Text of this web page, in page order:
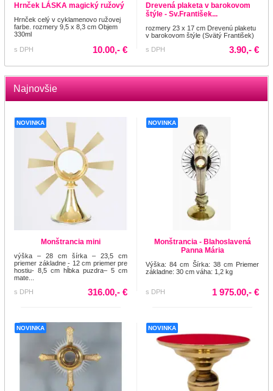
Hrnček LÁSKA magický ružový
Hrnček celý v cyklamenovo ružovej
farbe. rozmery 9,5 x 8,3 cm Objem
330ml
s DPH 10.00,- €
Drevená plaketa v barokovom
štýle - Sv.František...
rozmery 23 x 17 cm Drevenú plaketu
v barokovom štýle (Svätý František)
s DPH
3.90,- €
Najnovšie
NOVINKA
Monštrancia mini
výška – 28 cm šírka – 23,5 cm
priemer základne - 12 cm priemer pre
hostiu- 8,5 cm hĺbka puzdra– 5 cm
mate...
s DPH
316.00,- €
NOVINKA
Monštrancia - Blahoslavená
Panna Mária
Výška: 84 cm Šírka: 38 cm Priemer
základne: 30 cm váha: 1,2 kg
s DPH 1 975.00,- €
NOVINKA NOVINKA